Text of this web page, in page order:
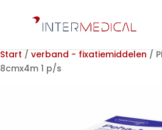
Start / verband - fixatiemiddelen /
8cmx4m 1 p/s